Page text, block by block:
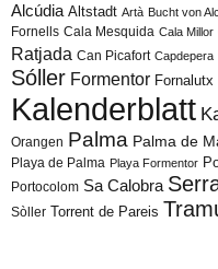
Alcúdia Altstadt Artà Bucht von
Fornells Cala Mesquida Cala Millor
Ratjada Can Picafort Capdepera
Sóller Formentor Fornalutx
Kalenderblatt
Orangen Palma Palma de
Playa de Palma Playa Formentor
Portocolom Sa Calobra
Sòller Torrent de Pareis